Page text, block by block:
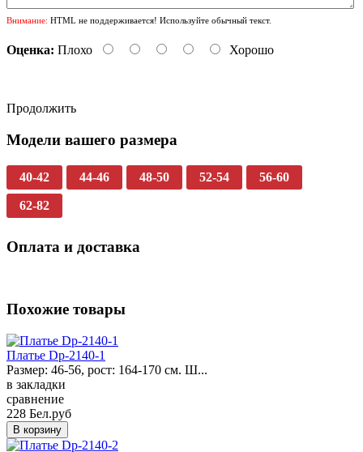
Внимание: HTML не поддерживается! Используйте обычный текст.
Оценка: Плохо Хорошо
Продолжить
Модели вашего размера
40-42 44-46 48-50 52-54 56-60
62-82
Оплата и доставка
Похожие товары
Платье Dp-2140-1
Размер: 46-56, рост: 164-170 см. Ш...
в закладки
сравнение
228 Бел.руб